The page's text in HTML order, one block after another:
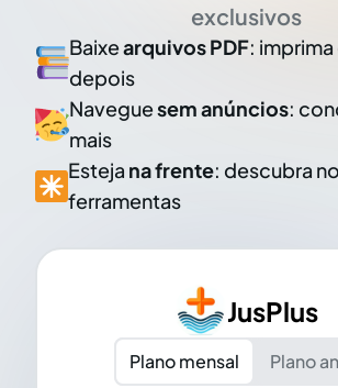
exclusivos
Baixearquivos PDF: imprima
depois
Naveguesem anúncios:
mais
Esteja na frente: descubra
ferramentas
JusPlus
Plano mensal
Plano